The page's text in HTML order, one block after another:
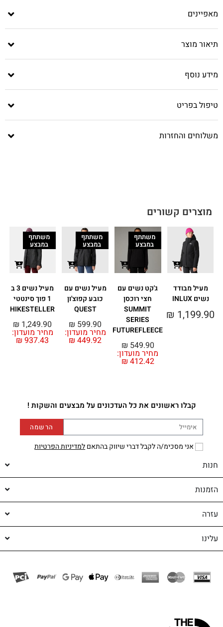
מאפיינים
תיאור מוצר
מידע נוסף
טיפול בפריט
משלוחים והחזרות
מוצרים קשורים
מעיל מבודד
נשים INLUX
₪ 1,199.90
משתתף
במבצע
ג'קט נשים עם
חצי רוכסן
SUMMIT
SERIES
FUTUREFLEECE
מחיר מועדון:
₪ 412.42
₪ 549.90
משתתף
במבצע
מעיל נשים עם
כובע קפוצ'ון
QUEST
מחיר מועדון:
₪ 449.92
₪ 599.90
משתתף
במבצע
מעיל נשים 3 ב
1 פוך סינטטי
HIKESTELLER
מחיר מועדון:
₪ 937.43
₪ 1,249.90
קבלו ראשונים את כל העדכונים על מבצעים והשקות !
אני מסכימ/ה לקבל דברי שיווק בהתאםלמדיניות הפרטיות
הרשמה
חנות
הזמנות
עזרה
עלינו